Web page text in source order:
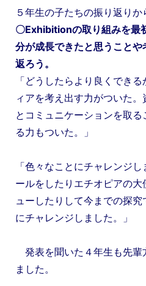
５年生の子たちの振り返りか
〇Exhibitionの取り組みを最
分が成長できたと思うことや
返ろう。
「どうしたらより良くでき
ィアを考え出す力がついた
とコミュニケーションを取
る力もついた。」
「色々なことにチャレンジ
ールをしたりエチオピアの
ューしたりして今までの探
にチャレンジしました。」
発表を聞いた４年生も先輩
ました。